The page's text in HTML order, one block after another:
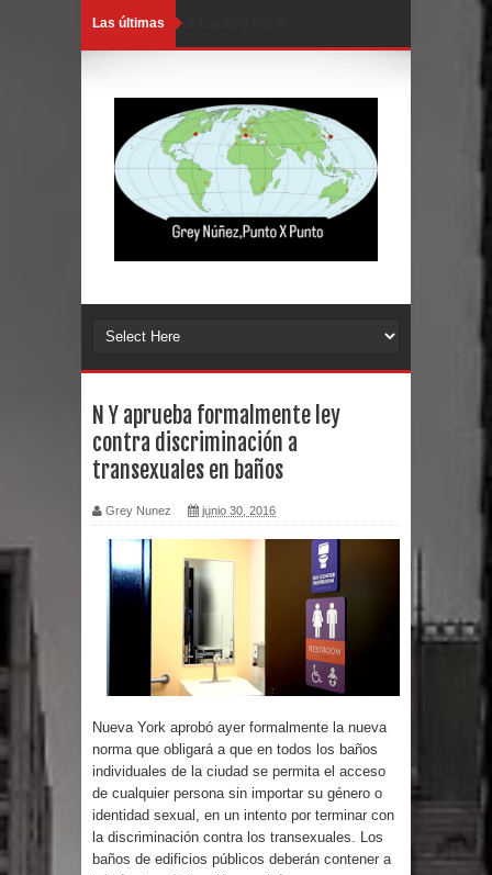
Las últimasError Loading Feed!
N Y aprueba formalmente ley
contra discriminación a
transexuales en baños
Grey Nunez junio 30, 2016
Nueva York aprobó ayer formalmente la nueva
norma que obligará a que en todos los baños
individuales de la ciudad se permita el acceso
de cualquier persona sin importar su género o
identidad sexual, en un intento por terminar con
la discriminación contra los transexuales. Los
baños de edificios públicos deberán contener a